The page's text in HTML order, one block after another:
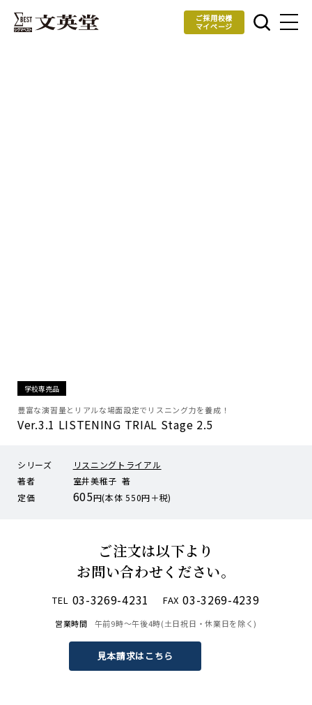
ご採用校様
マイページ
学校専売品
豊富な演習量とリアルな場面設定でリスニング力を養成！
Ver.3.1 LISTENING TRIAL Stage 2.5
シリーズ
リスニングトライアル
著者
室井美稚子 著
定価
605円(本体 550円＋税)
ご注文は以下より
お問い合わせください。
TEL 03-3269-4231 FAX 03-3269-4239
営業時間 午前9時〜午後4時(土日祝日・休業日を除く)
見本請求はこちら